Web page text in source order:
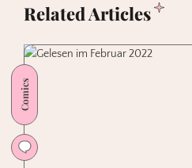
Related Articles
Comics